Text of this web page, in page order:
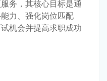
务，其核心目标是通
力、强化岗位匹配
机会并提高求职成功